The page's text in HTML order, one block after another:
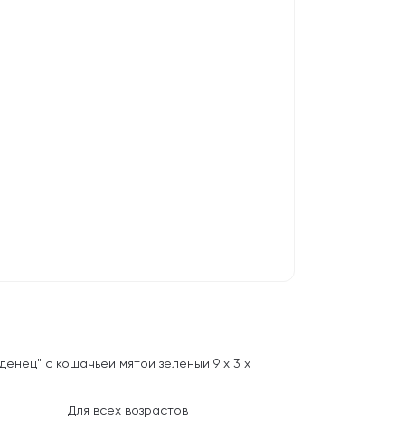
с кошачьей мятой зеленый 9 х 3 х
Для всех возрастов